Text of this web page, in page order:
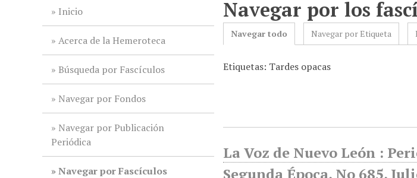
Inicio
Acerca de la Hemeroteca
Búsqueda por Fascículos
Navegar por Fondos
Navegar por Publicación
Periódica
Navegar por Fascículos
Navegar por los
Navegar todo Navegar por Etiqueta
Etiquetas: Tardes opacas
La Voz de Nuevo León :
Segunda Época, No 685,